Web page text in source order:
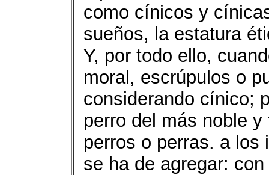
como cínicos y
sueños, la estatura
Y, por todo ello,
moral, escrúpulos o
considerando cínico;
perro del más noble
perros o perras. a los
se ha de agregar: